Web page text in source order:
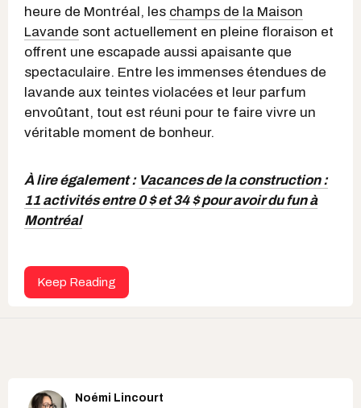
heure de Montréal, les champs de la Maison
Lavande sont actuellement en pleine floraison et
offrent une escapade aussi apaisante que
spectaculaire. Entre les immenses étendues de
lavande aux teintes violacées et leur parfum
envoûtant, tout est réuni pour te faire vivre un
véritable moment de bonheur.
À lire également : Vacances de la construction :
11 activités entre 0 $ et 34 $ pour avoir du fun à
Montréal
Keep Reading
Noémi Lincourt